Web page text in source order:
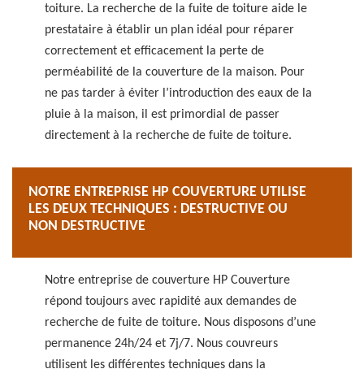
toiture. La recherche de la fuite de toiture aide le
prestataire à établir un plan idéal pour réparer
correctement et efficacement la perte de
perméabilité de la couverture de la maison. Pour
ne pas tarder à éviter l’introduction des eaux de la
pluie à la maison, il est primordial de passer
directement à la recherche de fuite de toiture.
NOTRE ENTREPRISE HP COUVERTURE UTILISE
LES DEUX TECHNIQUES : DESTRUCTIVE OU
NON DESTRUCTIVE
Notre entreprise de couverture HP Couverture
répond toujours avec rapidité aux demandes de
recherche de fuite de toiture. Nous disposons d’une
permanence 24h/24 et 7j/7. Nous couvreurs
utilisent les différentes techniques dans la